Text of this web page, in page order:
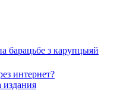
барацьбе з карупцыяй
интернет?
издания